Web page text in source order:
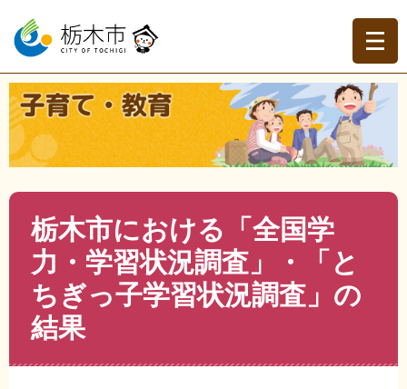
ー
の
先
頭
で
す。
ニ
ー
を
飛
ば
し
て
本
現在地
トップページ > 子育て・教育 > 教育>小学校・中学校
栃木市における「全国学力・学習状況調査」・「とちぎっ
子学習状況調査」の結果
栃木市における「全国学
力・学習状況調査」・「と
ちぎっ子学習状況調査」の
結果